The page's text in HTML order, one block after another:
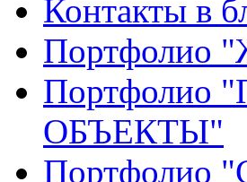
Контакты в
ОБЪЕКТЫ"